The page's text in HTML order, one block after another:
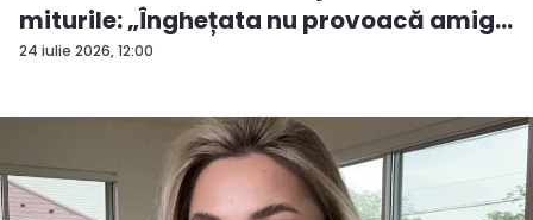
24 iulie 2026, 12:00
miturile: „Înghețata nu provoacă amig...